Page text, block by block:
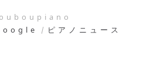
ピアノニュース